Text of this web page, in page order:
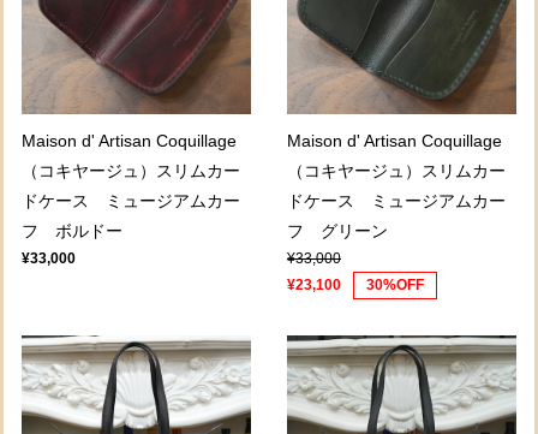
Maison d' Artisan Coquillage
（コキヤージュ）スリムカー
ドケース ミュージアムカー
フ ボルドー
¥33,000
Maison d' Artisan Coquillage
（コキヤージュ）スリムカー
ドケース ミュージアムカー
フ グリーン
¥33,000
¥23,100
30%OFF